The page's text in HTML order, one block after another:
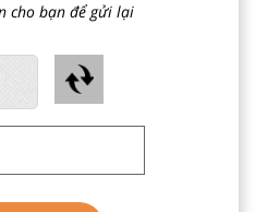
cho bạn để gửi lại